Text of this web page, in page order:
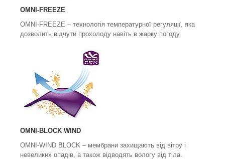
OMNI-FREEZE
OMNI-FREEZE – технологія температурної регуляції, яка
дозволить відчути прохолоду навіть в жарку погоду.
OMNI-BLOCK WIND
OMNI-WIND BLOCK – мембрани захищають від вітру і
невеликих опадів, а також відводять вологу від тіла.